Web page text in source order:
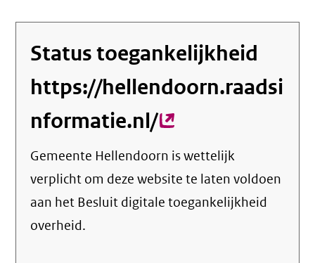
Status toegankelijkheid
https://hellendoorn.raadsi
nformatie.nl/(externe
link)
Gemeente Hellendoorn is wettelijk
verplicht om deze website te laten voldoen
aan het Besluit digitale toegankelijkheid
overheid.